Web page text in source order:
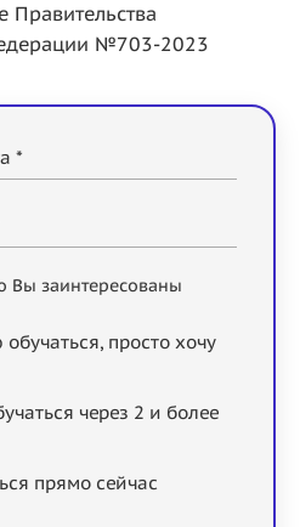
Правительства
№703-2023
*
Вы заинтересованы
просто хочу
через 2 и более
прямо сейчас